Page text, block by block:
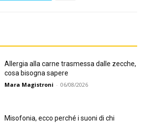
Allergia alla carne trasmessa dalle zecche,
cosa bisogna sapere
Mara Magistroni - 06/08/2026
Misofonia, ecco perché i suoni di chi